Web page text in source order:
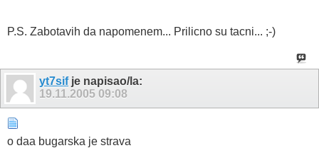
P.S. Zabotavih da napomenem... Prilicno su tacni... ;-)
yt7sifje napisao/la:
19.11.2005 09:08
o daa bugarska je strava